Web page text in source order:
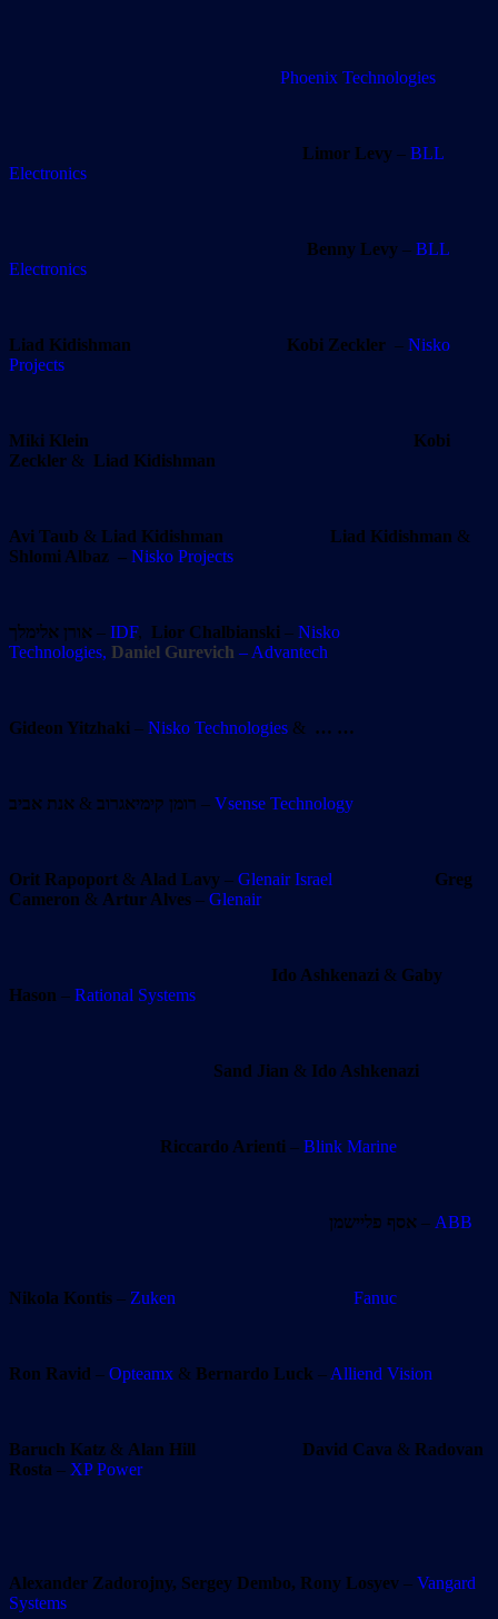
Phoenix Technologies
Limor Levy – BLL
Electronics
Benny Levy – BLL
Electronics
Liad Kidishman Kobi Zeckler – Nisko
Projects
Miki Klein Kobi
Zeckler & Liad Kidishman
Avi Taub & Liad Kidishman Liad Kidishman &
Shlomi Albaz – Nisko Projects
אורן אלימלך – IDF, Lior Chalbianski – Nisko
Technologies, Daniel Gurevich – Advantech
Gideon Yitzhaki – Nisko Technologies & … …
רומן קימיאגרוב & אנת אביב – Vsense Technology
Orit Rapoport & Alad Lavy – Glenair Israel
Greg
Cameron & Artur Alves – Glenair
Ido Ashkenazi & Gaby
Hason – Rational Systems
Sand Jian & Ido Ashkenazi
Riccardo Arienti – Blink Marine
אסף פליישמן – ABB
Nikola Kontis – Zuken Fanuc
Ron Ravid – Opteamx & Bernardo Luck – Alliend Vision
Baruch Katz & Alan Hill David Cava & Radovan
Rosta – XP Power
Alexander Zadorojny, Sergey Dembo, Rony Losyev – Vangard
Systems